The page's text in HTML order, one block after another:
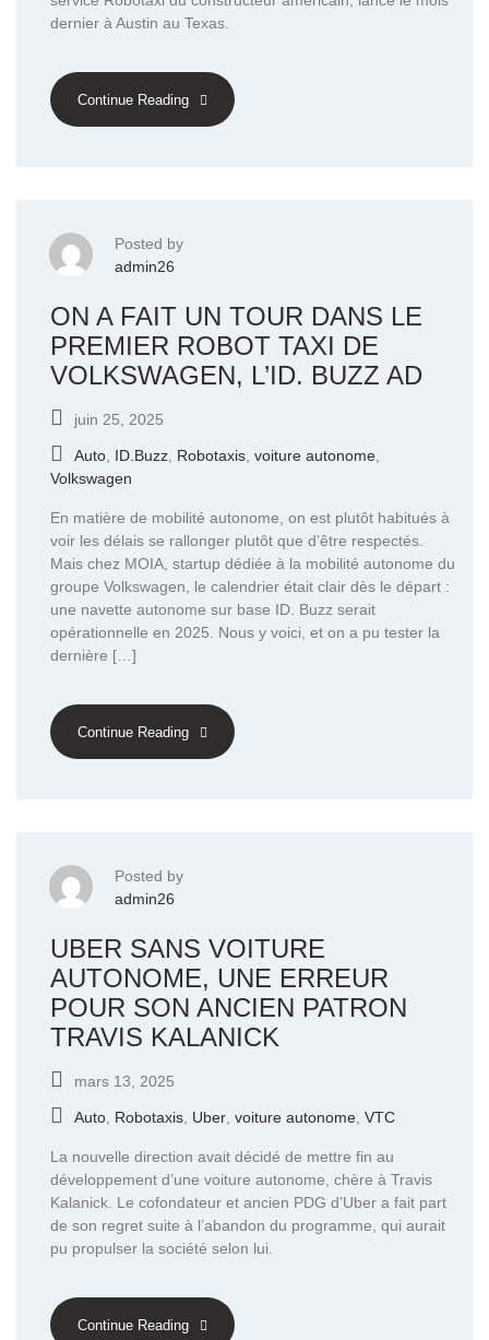
dernier à Austin au Texas.
Continue Reading
Posted by
admin26
ON A FAIT UN TOUR DANS LE
PREMIER ROBOT TAXI DE
VOLKSWAGEN, L’ID. BUZZ AD
juin 25, 2025
Auto ID.Buzz Robotaxis voiture autonome
Volkswagen
En matière de mobilité autonome, on est plutôt habitués à
voir les délais se rallonger plutôt que d’être respectés.
Mais chez MOIA, startup dédiée à la mobilité autonome du
groupe Volkswagen, le calendrier était clair dès le départ :
une navette autonome sur base ID. Buzz serait
opérationnelle en 2025. Nous y voici, et on a pu tester la
dernière […]
Continue Reading
Posted by
admin26
UBER SANS VOITURE
AUTONOME, UNE ERREUR
POUR SON ANCIEN PATRON
TRAVIS KALANICK
mars 13, 2025
Auto, Robotaxis, Uber, voiture autonome, VTC
La nouvelle direction avait décidé de mettre fin au
développement d’une voiture autonome, chère à Travis
Kalanick. Le cofondateur et ancien PDG d’Uber a fait part
de son regret suite à l’abandon du programme, qui aurait
pu propulser la société selon lui.
Continue Reading